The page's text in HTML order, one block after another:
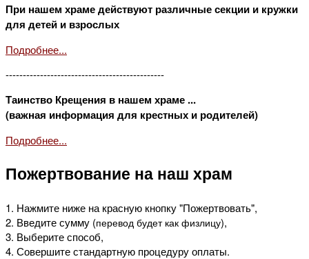
При нашем храме действуют различные секции и кружки
для детей и взрослых
Подробнее...
----------------------------------------------
Таинство Крещения в нашем храме ...
(важная информация для крестных и родителей)
Подробнее...
Пожертвование на наш храм
1. Нажмите ниже на красную кнопку "Пожертвовать",
2. Введите сумму (перевод будет как физлицу),
3. Выберите способ,
4. Совершите стандартную процедуру оплаты.